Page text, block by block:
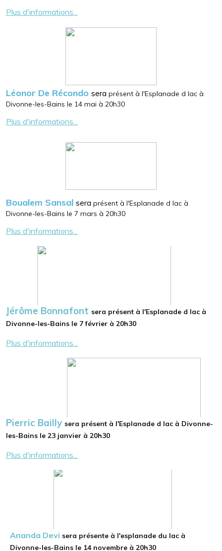
Plus d'informations...
Léonor De Récondo sera présent à l'Esplanade d lac à
Divonne-les-Bains le 14 mai à 20h30
Plus d'informations...
Boualem Sansal sera présent à l'Esplanade d lac à
Divonne-les-Bains le 7 mars à 20h30
Plus d'informations...
Jérôme Bonnafont sera présent à l'Esplanade d lac à
Divonne-les-Bains le 7 février à 20h30
Plus d'informations...
Pierric Bailly sera présent à l'Esplanade d lac à Divonne-
les-Bains le 23 janvier à 20h30
Plus d'informations...
Ananda Devi sera présente à l'esplanade du lac à
Divonne-les-Bains le 14 novembre à 20h30